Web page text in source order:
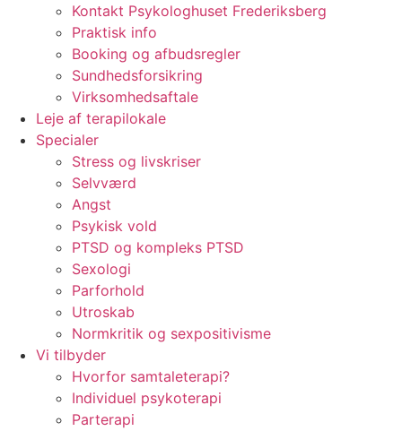
Kontakt Psykologhuset Frederiksberg
Praktisk info
Booking og afbudsregler
Sundhedsforsikring
Virksomhedsaftale
Leje af terapilokale
Specialer
Stress og livskriser
Selvværd
Angst
Psykisk vold
PTSD og kompleks PTSD
Sexologi
Parforhold
Utroskab
Normkritik og sexpositivisme
Vi tilbyder
Hvorfor samtaleterapi?
Individuel psykoterapi
Parterapi